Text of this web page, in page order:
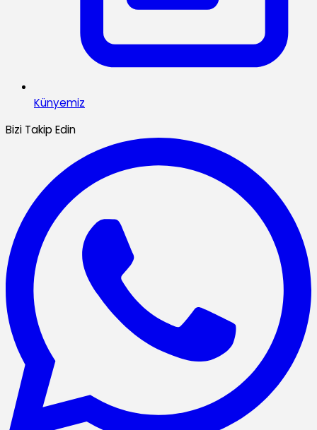
Künyemiz
Bizi Takip Edin